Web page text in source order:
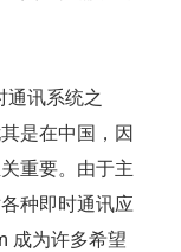
通讯系统之
是在中国，因
重要。由于主
种即时通讯应
成为许多希望